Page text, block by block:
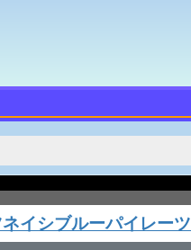
イシブルーパイレーツ